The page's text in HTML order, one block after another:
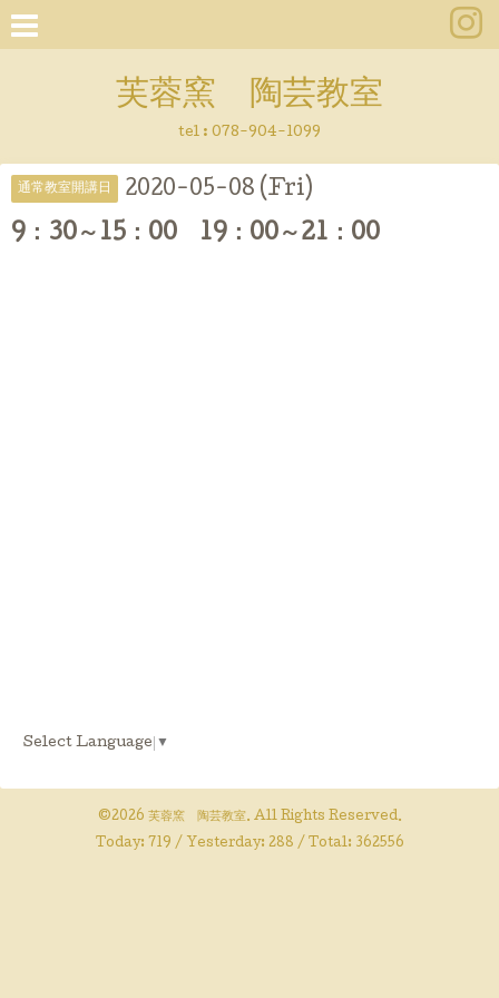
芙蓉窯 陶芸教室
tel : 078-904-1099
通常教室開講日 2020-05-08 (Fri)
9：30～15：00 19：00～21：00
Select Language ▼
©2026 芙蓉窯 陶芸教室. All Rights Reserved.
Today: 719 / Yesterday: 288 / Total: 362556